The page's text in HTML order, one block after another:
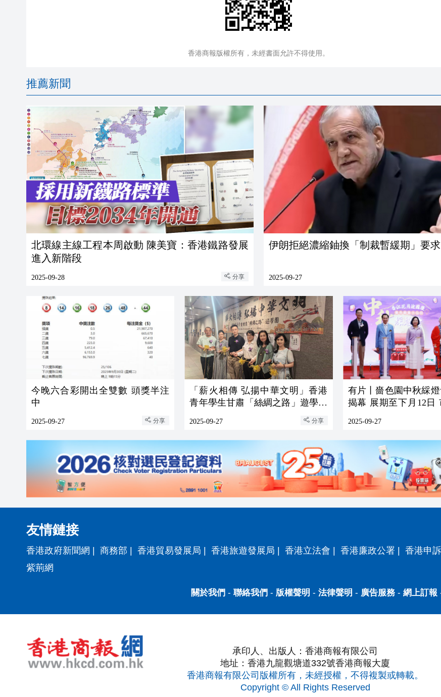
香港商報版權所有，未經書面允許不得使用。
推薦新聞
北環線主線工程本周啟動 陳美寶：香港鐵路發展
進入新階段
2025-09-28 分享
伊朗拒絕濃縮鈾換「制裁暫緩期」要求
2025-09-27
今晚六合彩開出全雙數 頭獎半注
中
2025-09-27 分享
「薪火相傳 弘揚中華文明」香港
青年學生甘肅「絲綢之路」遊學團
2025-09-27 分享
有片丨嗇色園中秋綵
揭幕 展期至下月12日
2025-09-27
友情鏈接
香港政府新聞網 | 商務部 | 香港貿易發展局 | 香港旅遊發展局 | 香港立法會 | 香港廉政公署 | 香港申
紫荊網
關於我們 - 聯絡我們 - 版權聲明 - 法律聲明 - 廣告服務- 網上訂報
承印人、出版人：香港商報有限公司
地址：香港九龍觀塘道332號香港商報大廈
香港商報有限公司版權所有，未經授權，不得複製或轉載。
Copyright © All Rights Reserved